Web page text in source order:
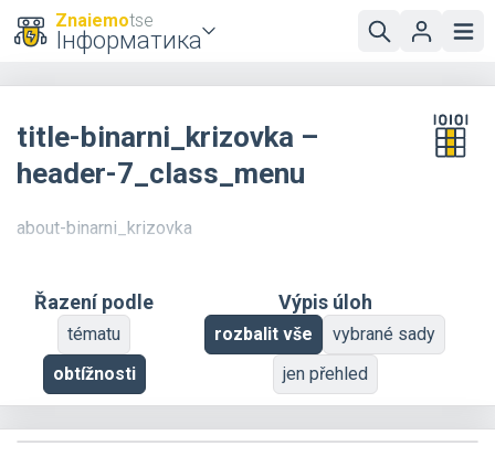
Znaiemotse
Інформатика
title-binarni_krizovka –
header-7_class_menu
about-binarni_krizovka
Řazení podle
tématu
obtížnosti
Výpis úloh
rozbalit vše
vybrané sady
jen přehled